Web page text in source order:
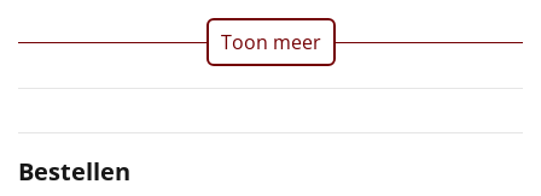
Particulier
Kerstgeschenken 2026
Toon meer
Bestellen